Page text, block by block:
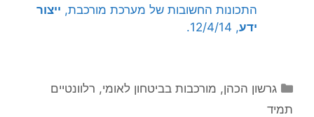
התכונות החשובות של מערכת מורכבת, ייצור
ידע, 12/4/14.
קטגוריות
גרשון הכהן, מורכבות בביטחון לאומי, רלוונטיים
תמיד